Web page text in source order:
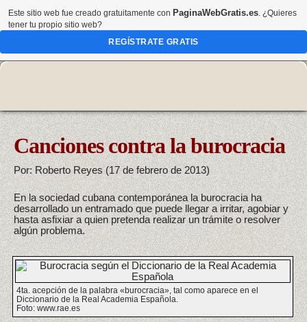
Canciones contra la burocracia
Por: Roberto Reyes (17 de febrero de 2013)
En la sociedad cubana contemporánea la burocracia ha
desarrollado un entramado que puede llegar a irritar, agobiar y
hasta asfixiar a quien pretenda realizar un trámite o resolver
algún problema.
4ta. acepción de la palabra «burocracia», tal como aparece en el
Diccionario de la Real Academia Española.
Foto: www.rae.es
Este sitio web fue creado gratuitamente con PaginaWebGratis.es. ¿Quieres
tener tu propio sitio web?
REGÍSTRATE GRATIS